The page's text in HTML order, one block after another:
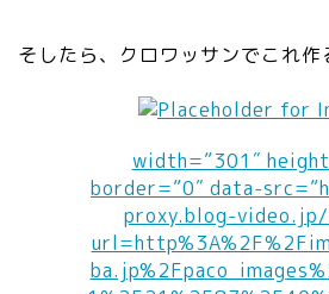
そしたら、クロワッサンでこれ作
width=”301″
border=”0″ data-
proxy.blog-video.jp/